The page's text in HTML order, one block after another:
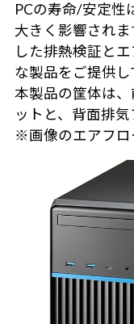
PCの寿命/安定性
大きく影響され
した排熱検証と
な製品をご提供し
本製品の筐体は
ットと、背面排気
※画像のエアフロ